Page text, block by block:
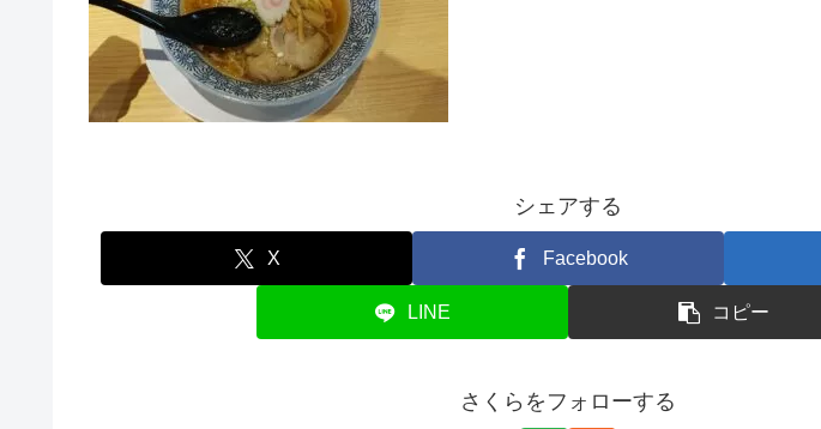
シェアする
X Facebook
LINE コピー
さくらをフォローする